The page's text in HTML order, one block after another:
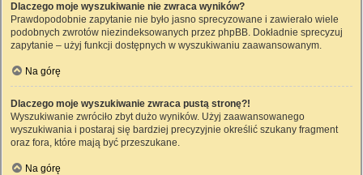
Dlaczego moje wyszukiwanie nie zwraca wyników?
Prawdopodobnie zapytanie nie było jasno sprecyzowane i zawierało wiele
podobnych zwrotów niezindeksowanych przez phpBB. Dokładnie sprecyzuj
zapytanie – użyj funkcji dostępnych w wyszukiwaniu zaawansowanym.
Na górę
Dlaczego moje wyszukiwanie zwraca pustą stronę?!
Wyszukiwanie zwróciło zbyt dużo wyników. Użyj zaawansowanego
wyszukiwania i postaraj się bardziej precyzyjnie określić szukany fragment
oraz fora, które mają być przeszukane.
Na górę